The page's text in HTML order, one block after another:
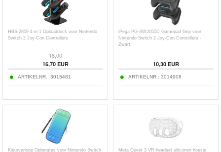
HBS-2859 4-in-1 Oplaaddock voor Nintendo
Switch 2 Joy-Con Controllers
18,00
16,70EUR
ARTIKELNR.: 3015481
iPega PG-SW2055D Gamepad Grip voor
Nintendo Switch 2 Joy-Con Controllers -
Zwart
10,30EUR
ARTIKELNR.: 3014908
Kleurverloop Opbergtas voor Nintendo Switch Meta Quest 3 VR-headset siliconen hoesje